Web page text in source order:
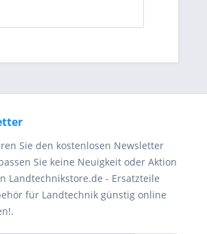
Sie den kostenlosen Newsletter
Sie keine Neuigkeit oder Aktion
Landtechnikstore.de - Ersatzteile
für Landtechnik günstig online